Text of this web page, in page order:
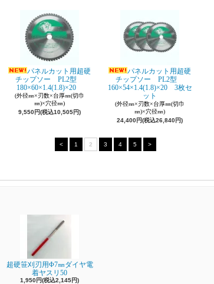
パネルカット用超硬
チップソー PL2型
180×60×1.4(1.8)×20
(外径㎜×刃数×台厚㎜(切巾
㎜)×穴径㎜)
9,550円(税込10,505円)
パネルカット用超硬
チップソー PL2型
160×54×1.4(1.8)×20 3枚セ
ット
(外径㎜×刃数×台厚㎜(切巾
㎜)×穴径㎜)
24,400円(税込26,840円)
< 1 2 3 4 5 >
超硬笹刈刃用Φ7㎜ダイヤ電
着ヤスリ50
1,950円(税込2,145円)